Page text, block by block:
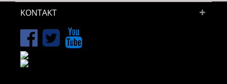
KONTAKT